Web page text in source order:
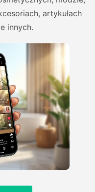
artykułach
innych.